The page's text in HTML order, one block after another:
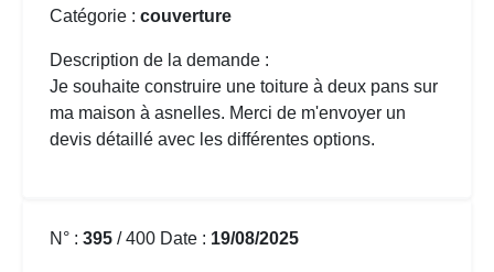
Catégorie : couverture
Description de la demande :
Je souhaite construire une toiture à deux pans sur
ma maison à asnelles. Merci de m'envoyer un
devis détaillé avec les différentes options.
N° : 395 / 400 Date : 19/08/2025